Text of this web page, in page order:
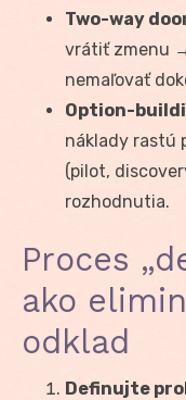
Two-way
vrátiť zmenu
nemaľovať
Option-
náklady rastú
(pilot,
rozhodnutia.
Proces
ako
odklad
Definujte